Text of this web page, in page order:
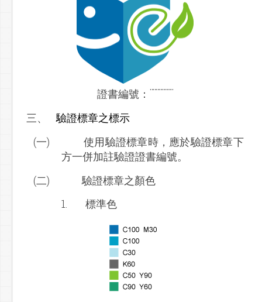
證書編號： ¨¨¨¨¨¨¨¨
三、
驗證標章之標示
(一)
使用驗證標章時，應於驗證標章下
方一併加註驗證證書編號。
(二) 驗證標章之顏色
1. 標準色